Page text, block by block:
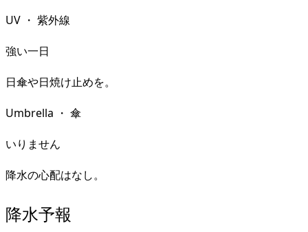
UV ・ 紫外線
強い一日
日傘や日焼け止めを。
Umbrella ・ 傘
いりません
降水の心配はなし。
降水予報